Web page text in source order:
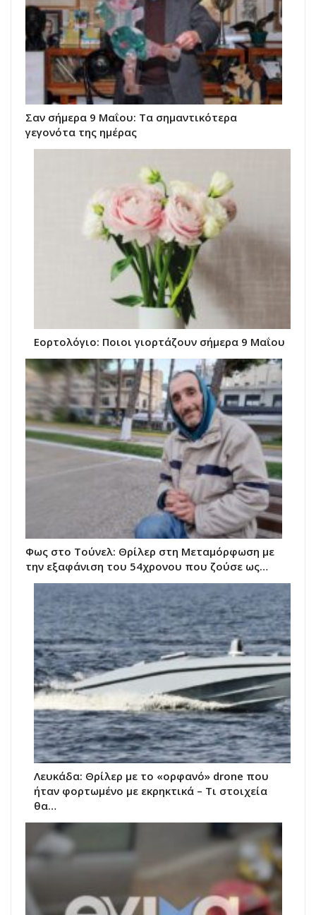
Σαν σήμερα 9 Μαΐου: Τα σημαντικότερα
γεγονότα της ημέρας
Εορτολόγιο: Ποιοι γιορτάζουν σήμερα 9 Μαΐου
Φως στο Τούνελ: Θρίλερ στη Μεταμόρφωση με
την εξαφάνιση του 54χρονου που ζούσε ως…
Λευκάδα: Θρίλερ με το «ορφανό» drone που
ήταν φορτωμένο με εκρηκτικά – Τι στοιχεία
θα…